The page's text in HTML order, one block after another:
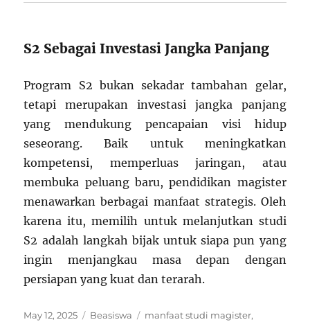
S2 Sebagai Investasi Jangka Panjang
Program S2 bukan sekadar tambahan gelar,
tetapi merupakan investasi jangka panjang
yang mendukung pencapaian visi hidup
seseorang. Baik untuk meningkatkan
kompetensi, memperluas jaringan, atau
membuka peluang baru, pendidikan magister
menawarkan berbagai manfaat strategis. Oleh
karena itu, memilih untuk melanjutkan studi
S2 adalah langkah bijak untuk siapa pun yang
ingin menjangkau masa depan dengan
persiapan yang kuat dan terarah.
Posted
May 12, 2025 Categories
Beasiswa Tags
manfaat studi magister,